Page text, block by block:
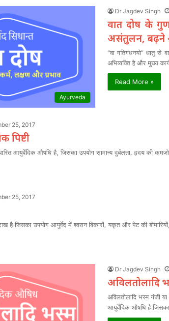
Ayurveda
Dr Jagdev Singh
वात दोष के
असंतुलन, बढ़ने
“वा गतिगंधनयो” धातु से
अभिव्यक्ति है और मुख्य
Read More »
25, 2017
आयुर्वेदिक औषधि है, जिसका उपयोग सामान्य दुर्बलता, हृदय की
25, 2017
है जिसका उपयोग आयुर्वेद में श्वसन विकारों, यकृत और पेट की
Dr Jagdev Singh
अविलतोलादि
अविलतोलादि भस्म गंजी
आयुर्वेदिक औषधि है